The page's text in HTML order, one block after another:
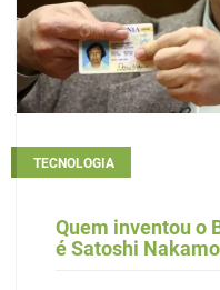
TECNOLOGIA
Quem inventou o
é Satoshi